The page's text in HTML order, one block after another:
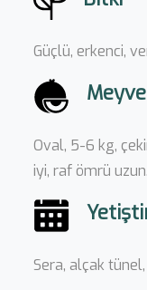
Güçlü, erkenci,
Meyve
Oval, 5-6 kg,
iyi, raf ömrü uzun.
Sera, alçak